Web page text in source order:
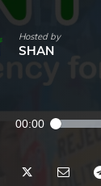
Hosted by
SHAN
00:00